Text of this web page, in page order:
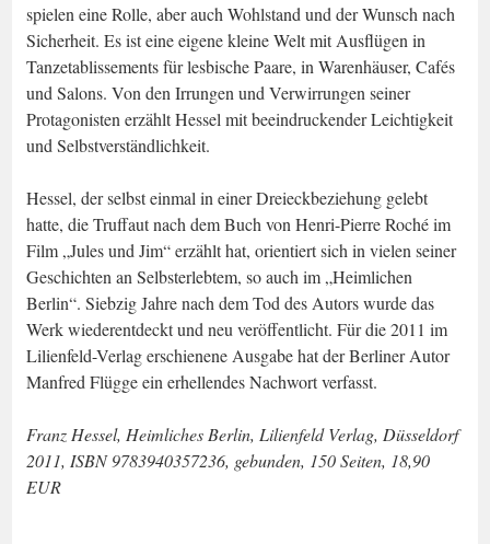
spielen eine Rolle, aber auch Wohlstand und der Wunsch nach
Sicherheit. Es ist eine eigene kleine Welt mit Ausflügen in
Tanzetablissements für lesbische Paare, in Warenhäuser, Cafés
und Salons. Von den Irrungen und Verwirrungen seiner
Protagonisten erzählt Hessel mit beeindruckender Leichtigkeit
und Selbstverständlichkeit.
Hessel, der selbst einmal in einer Dreieckbeziehung gelebt
hatte, die Truffaut nach dem Buch von Henri-Pierre Roché im
Film „Jules und Jim“ erzählt hat, orientiert sich in vielen seiner
Geschichten an Selbsterlebtem, so auch im „Heimlichen
Berlin“. Siebzig Jahre nach dem Tod des Autors wurde das
Werk wiederentdeckt und neu veröffentlicht. Für die 2011 im
Lilienfeld-Verlag erschienene Ausgabe hat der Berliner Autor
Manfred Flügge ein erhellendes Nachwort verfasst.
Franz Hessel, Heimliches Berlin, Lilienfeld Verlag, Düsseldorf
2011, ISBN 9783940357236, gebunden, 150 Seiten, 18,90
EUR